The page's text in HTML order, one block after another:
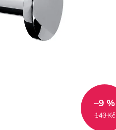
143 Kč
–9 %